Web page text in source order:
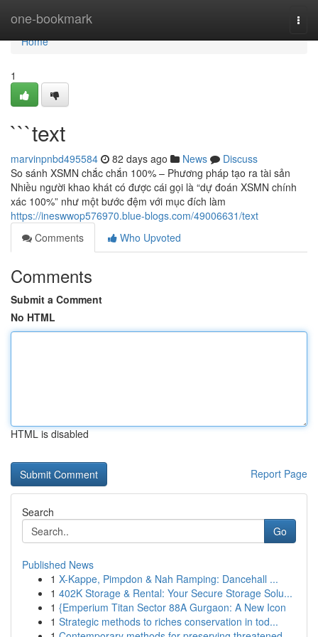
one-bookmark
Home
Home
1
```text
marvinpnbd495584 82 days ago News
Discuss
So sánh XSMN chắc chắn 100% – Phương pháp tạo ra tài sản
Nhiều người khao khát có được cái gọi là “dự đoán XSMN chính
xác 100%” như một bước đệm với mục đích làm
https://ineswwop576970.blue-blogs.com/49006631/text
Comments
Who Upvoted
Comments
Submit a Comment
No HTML
HTML is disabled
Report Page
Search
Go
Published News
1 X-Kappe, Pimpdon & Nah Ramping: Dancehall ...
1 402K Storage & Rental: Your Secure Storage Solu...
1 {Emperium Titan Sector 88A Gurgaon: A New Icon
1 Strategic methods to riches conservation in tod...